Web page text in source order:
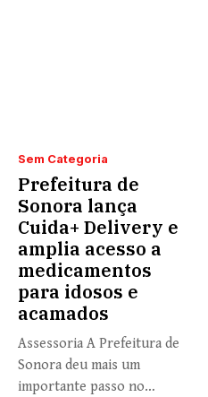
Sem Categoria
Prefeitura de
Sonora lança
Cuida+ Delivery e
amplia acesso a
medicamentos
para idosos e
acamados
Assessoria A Prefeitura de
Sonora deu mais um
importante passo no